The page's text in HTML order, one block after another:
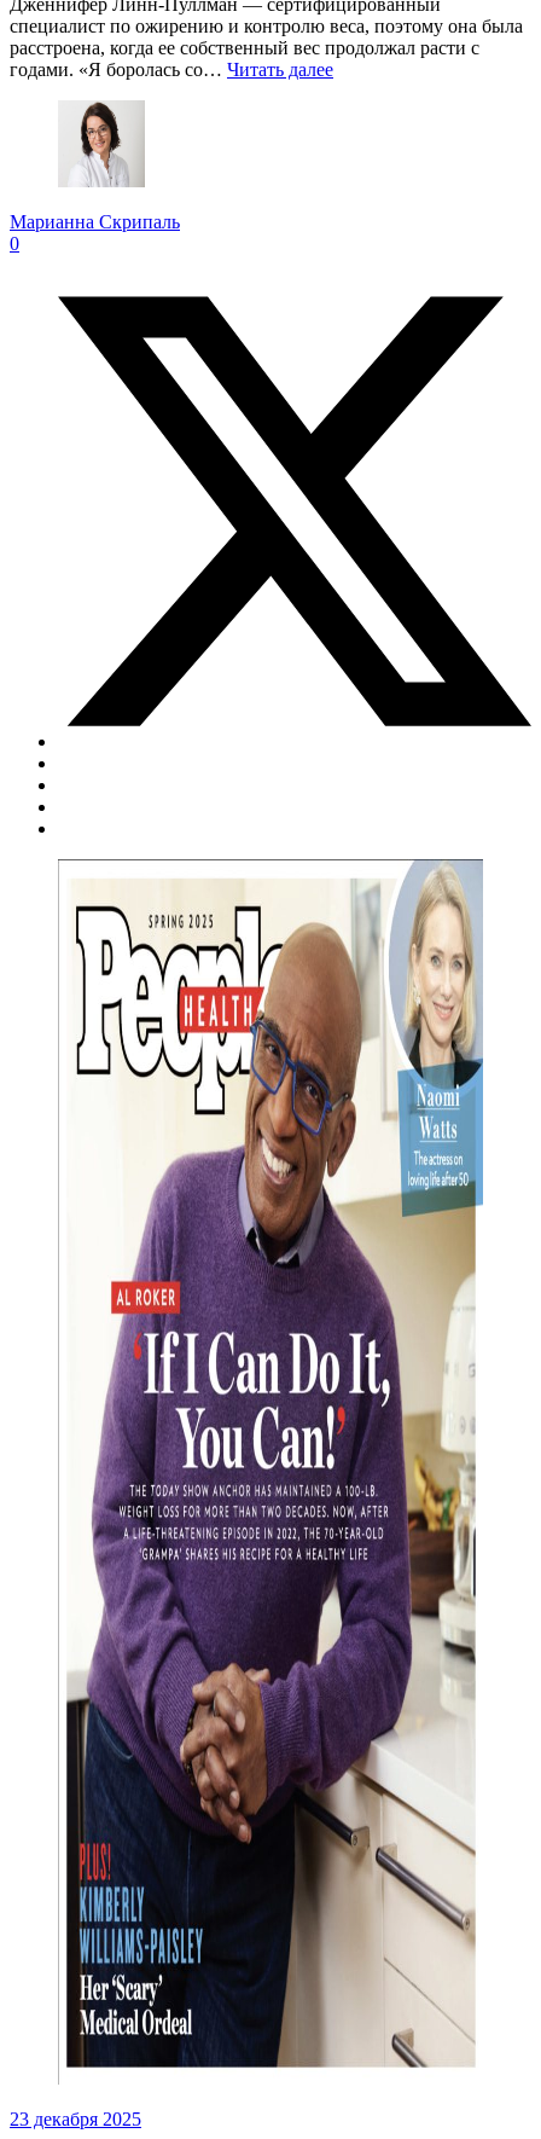
Дженнифер Линн-Пуллман — сертифицированный
специалист по ожирению и контролю веса, поэтому она была
расстроена, когда ее собственный вес продолжал расти с
годами. «Я боролась со… Читать далее
Марианна Скрипаль
0
23 декабря 2025